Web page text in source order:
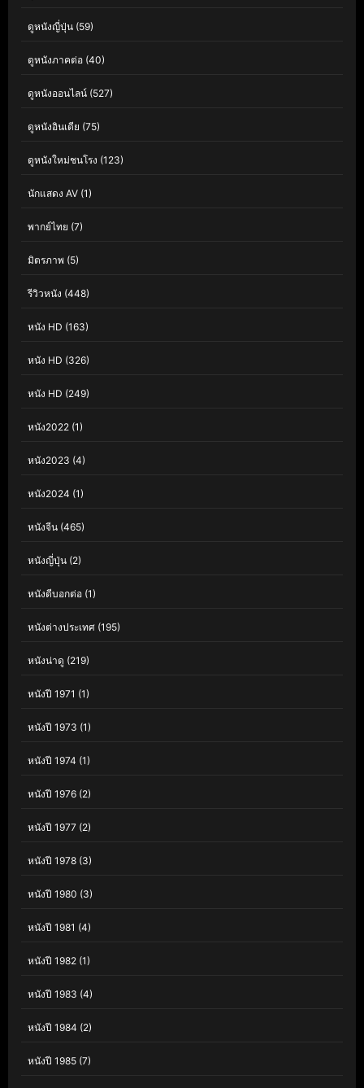
ดูหนังญี่ปุ่น (59)
ดูหนังภาคต่อ (40)
ดูหนังออนไลน์ (527)
ดูหนังอินเดีย (75)
ดูหนังใหม่ชนโรง (123)
นักแสดง AV (1)
พากย์ไทย (7)
มิตรภาพ (5)
รีวิวหนัง (448)
หนัง HD (163)
หนัง HD (326)
หนัง HD (249)
หนัง2022 (1)
หนัง2023 (4)
หนัง2024 (1)
หนังจีน (465)
หนังญี่ปุ่น (2)
หนังดีบอกต่อ (1)
หนังต่างประเทศ (195)
หนังน่าดู (219)
หนังปี 1971 (1)
หนังปี 1973 (1)
หนังปี 1974 (1)
หนังปี 1976 (2)
หนังปี 1977 (2)
หนังปี 1978 (3)
หนังปี 1980 (3)
หนังปี 1981 (4)
หนังปี 1982 (1)
หนังปี 1983 (4)
หนังปี 1984 (2)
หนังปี 1985 (7)